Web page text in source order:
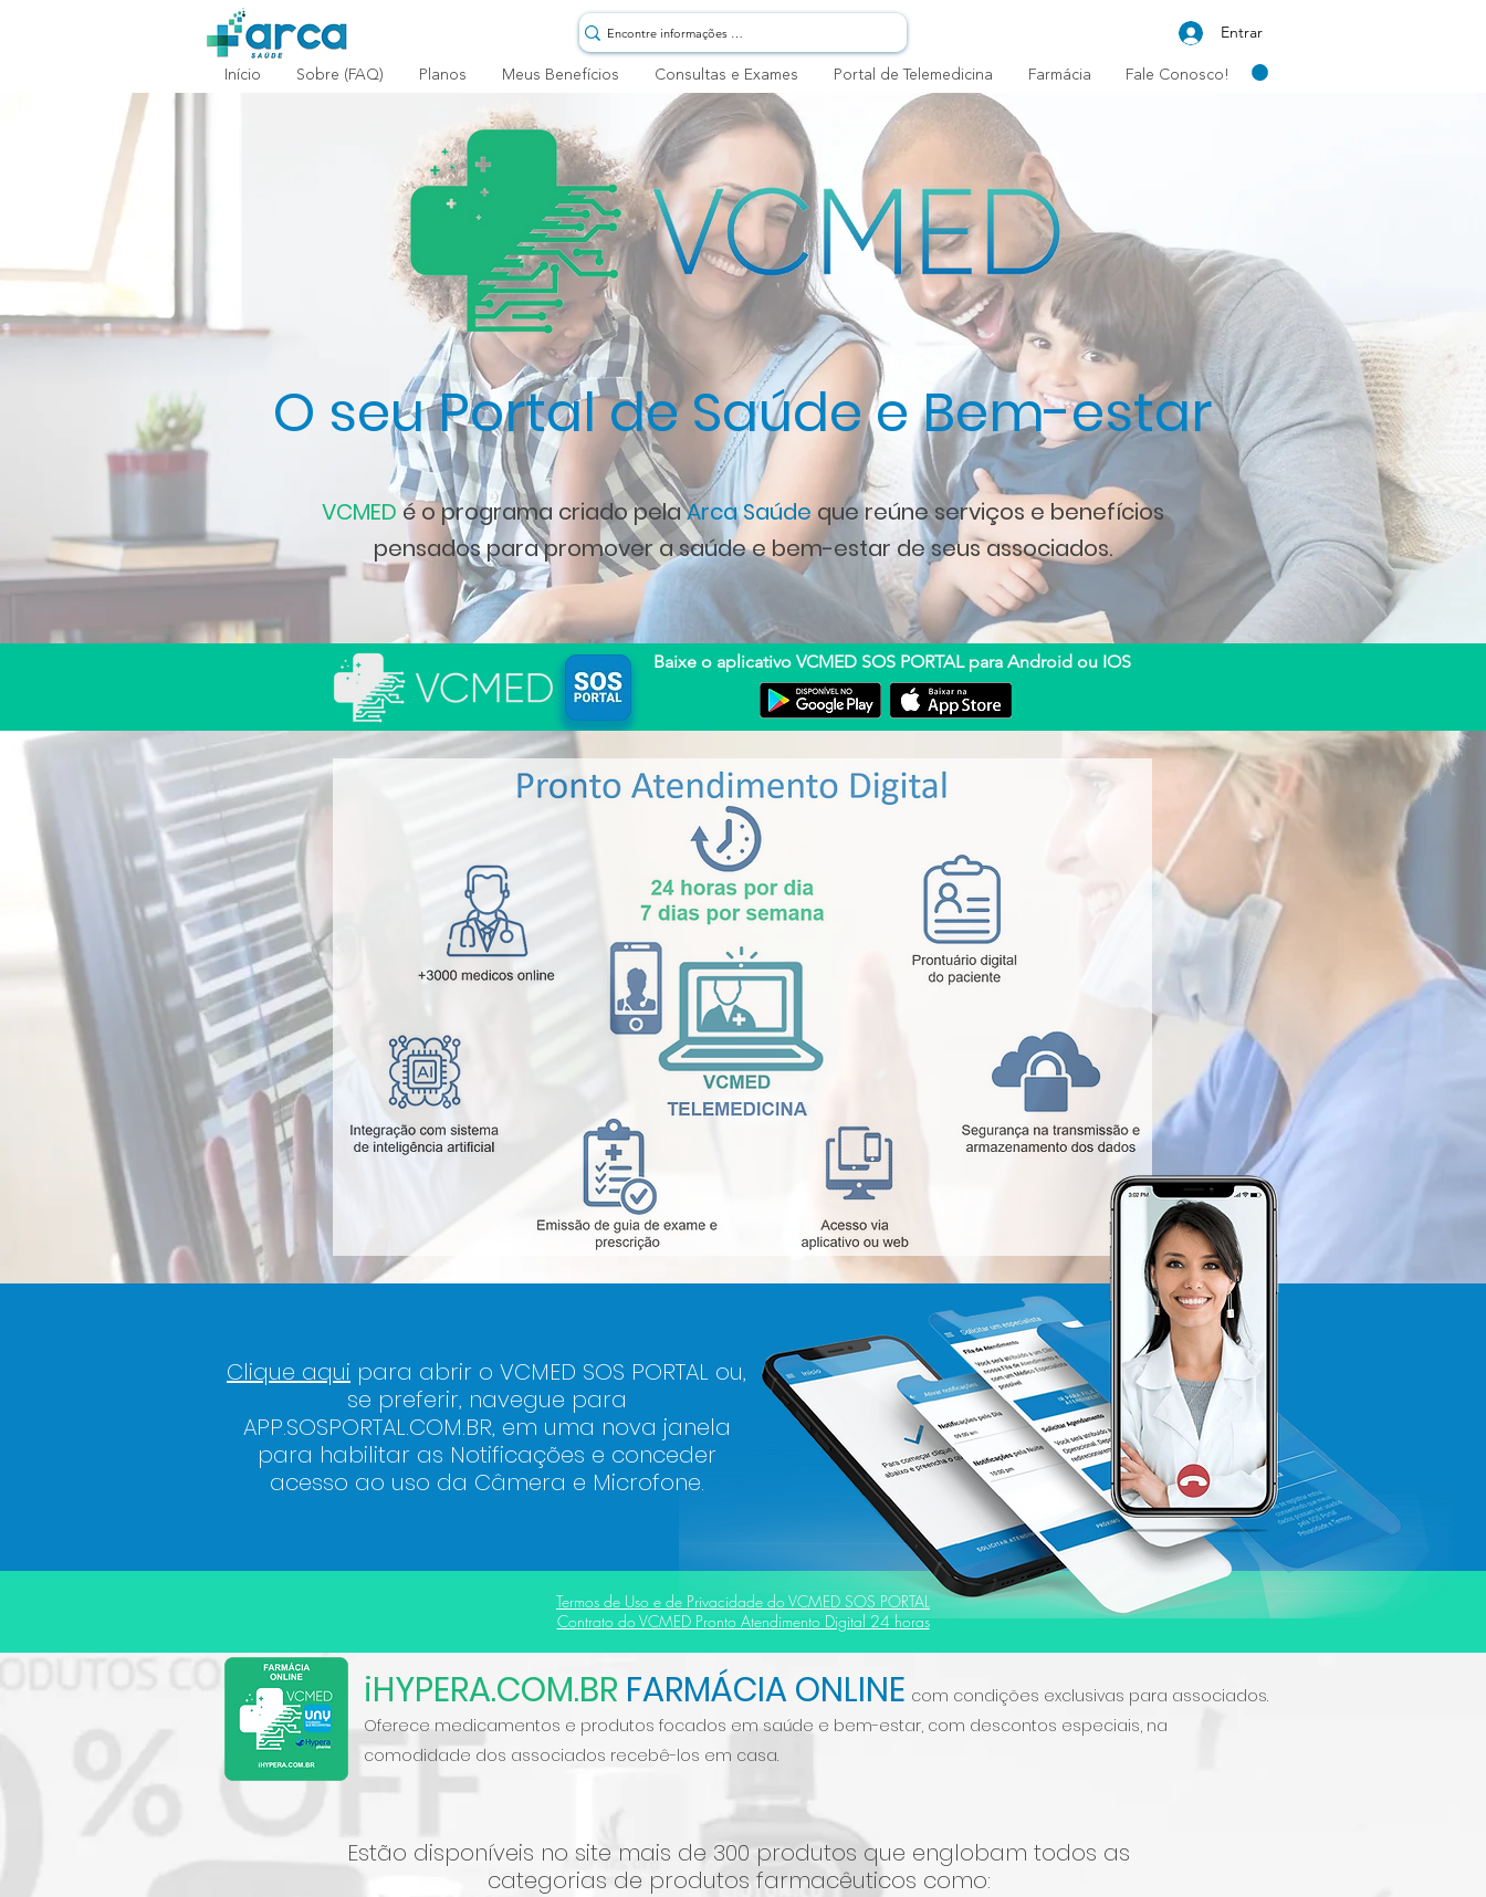
Entrar
Início Sobre (FAQ) Planos Meus Benefícios Consultas e Exames Portal de Telemedicina Farmácia Fale Conosco!
O seu Portal de Saúde e Bem-estar
VCMED é o programa criado pelaArca Saúde que reúne serviços e benefícios
pensados para promover a saúde e bem-estar de seus associados.
Baixe o aplicativo VCMED SOS PORTAL para Android ou IOS
Clique aqui para abrir o VCMED SOS PORTAL ou,
se preferir, navegue para
APP.SOSPORTAL.COM.BR, em uma nova janela
para habilitar as Notificações e conceder
acesso ao uso da Câmera e Microfone.
Termos de Uso e de Privacidade do VCMED SOS PORTAL
Contrato do VCMED Pronto Atendimento Digital 24 horas
iHYPERA.COM.BR FARMÁCIA ONLINE com condições exclusivas para associados.
Oferece medicamentos e produtos focados em saúde e bem-estar, com descontos especiais, na
comodidade dos associados recebê-los em casa.
Estão disponíveis no site mais de 300 produtos que englobam todos as
categorias de produtos farmacêuticos como: